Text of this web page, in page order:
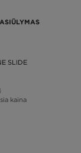
SLIDE
kaina